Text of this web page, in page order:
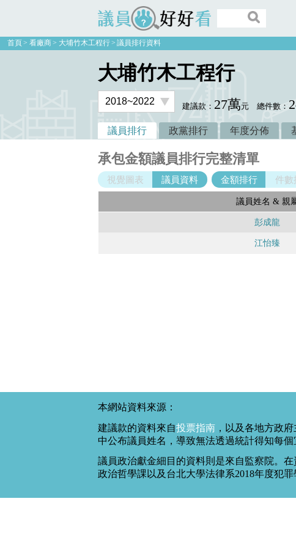
議員好好看
首頁 看廠商 大埔竹木工程行 議員排行資料
大埔竹木工程行
建議款： 27萬元 總件數： 2
議員排行 政黨排行 年度分佈
承包金額議員排行完整清單
視覺圖表 議員資料 金額排行 件數
議員姓名 & 親
彭成龍
江怡臻
本網站資料來源：
建議款的資料來自投票指南 ，以及各地方政
中公布議員姓名，導致無法透過統計得知每
議員政治獻金細目的資料則是來自監察院。
政治哲學課以及台北大學法律系2018年度犯